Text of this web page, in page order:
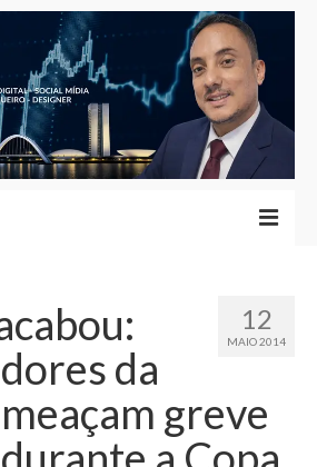
12
MAIO 2014
da
greve